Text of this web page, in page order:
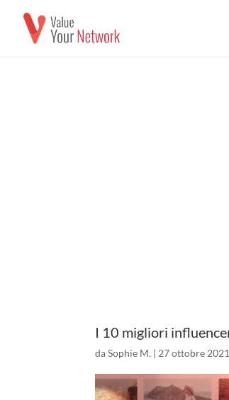
I 10 migliori
daSophie M. | 27 ottobre 2021